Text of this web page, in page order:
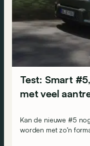
Test: Smart
met veel
Kan de nieuwe #5
worden met zo’n